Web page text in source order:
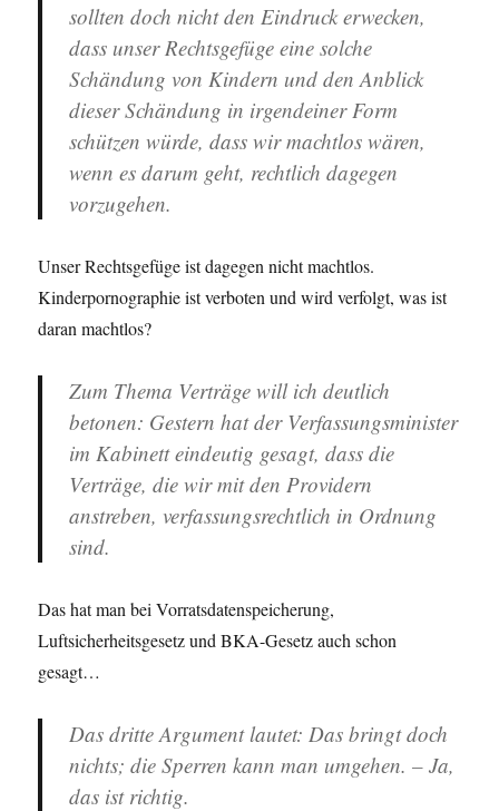
sollten doch nicht den Eindruck erwecken,
dass unser Rechtsgefüge eine solche
Schändung von Kindern und den Anblick
dieser Schändung in irgendeiner Form
schützen würde, dass wir machtlos wären,
wenn es darum geht, rechtlich dagegen
vorzugehen.
Unser Rechtsgefüge ist dagegen nicht machtlos.
Kinderpornographie ist verboten und wird verfolgt, was ist
daran machtlos?
Zum Thema Verträge will ich deutlich
betonen: Gestern hat der Verfassungsminister
im Kabinett eindeutig gesagt, dass die
Verträge, die wir mit den Providern
anstreben, verfassungsrechtlich in Ordnung
sind.
Das hat man bei Vorratsdatenspeicherung,
Luftsicherheitsgesetz und BKA-Gesetz auch schon
gesagt…
Das dritte Argument lautet: Das bringt doch
nichts; die Sperren kann man umgehen. – Ja,
das ist richtig.